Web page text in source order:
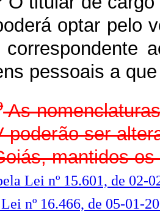
optar pelo
correspondente
pessoais a
As
poderão ser
mantidos
Lei nº 15.601, de 02-
nº 16.466, de 05-01-